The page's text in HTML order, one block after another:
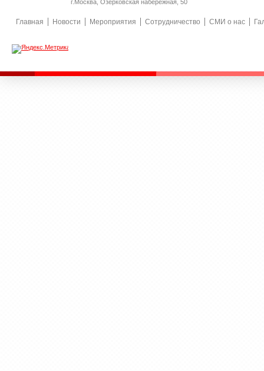
г.Москва, Озерковская набережная, 50
Главная Новости Мероприятия Сотрудничество СМИ о нас